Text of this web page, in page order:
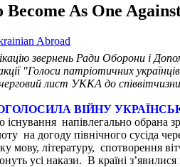
As One
Abroad
звернень Ради Оборони і
"Голоси патріотичних
лист УККА до
ВІЙНУ
існування напівлегально обрана
на догоду північного сусіда
мову, літературу, спотворення
усі накази. В країні